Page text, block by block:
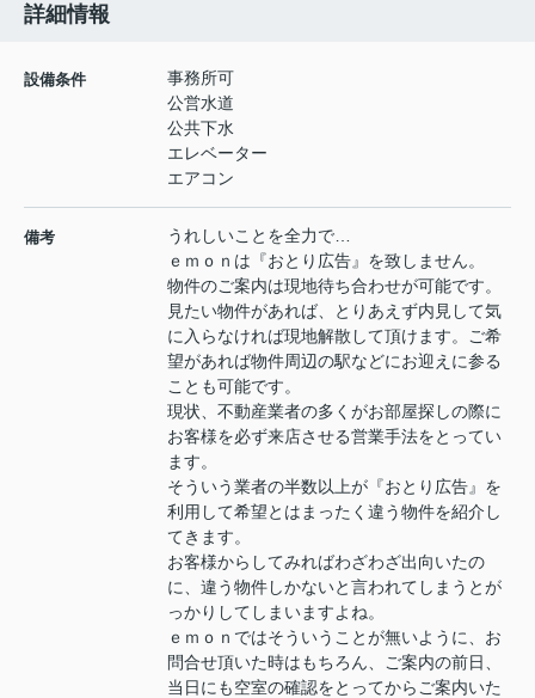
詳細情報
設備条件
事務所可
公営水道
公共下水
エレベーター
エアコン
備考
うれしいことを全力で…
ｅｍｏｎは『おとり広告』を致しません。
物件のご案内は現地待ち合わせが可能です。
見たい物件があれば、とりあえず内見して気
に入らなければ現地解散して頂けます。ご希
望があれば物件周辺の駅などにお迎えに参る
ことも可能です。
現状、不動産業者の多くがお部屋探しの際に
お客様を必ず来店させる営業手法をとってい
ます。
そういう業者の半数以上が『おとり広告』を
利用して希望とはまったく違う物件を紹介し
てきます。
お客様からしてみればわざわざ出向いたの
に、違う物件しかないと言われてしまうとが
っかりしてしまいますよね。
ｅｍｏｎではそういうことが無いように、お
問合せ頂いた時はもちろん、ご案内の前日、
当日にも空室の確認をとってからご案内いた